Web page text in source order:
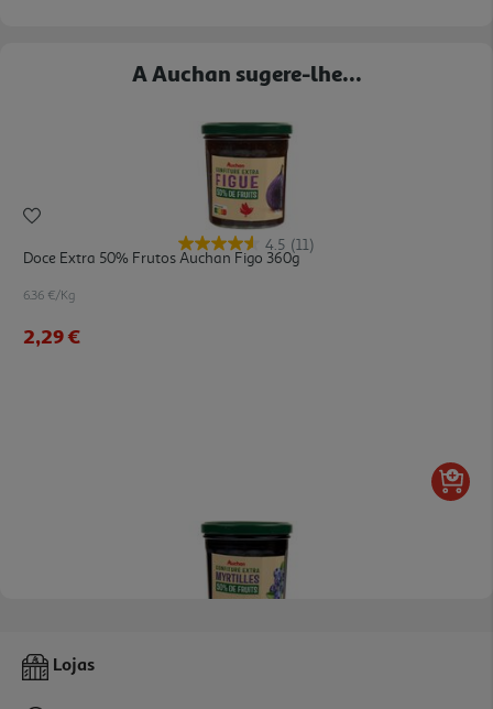
A Auchan sugere-lhe...
4.5 (11)
Doce Extra 50% Frutos Auchan Figo 360g
6.36 €/Kg
2,29 €
Doce Extra 50% Frutos Auchan Mirtilo 360g
Lojas